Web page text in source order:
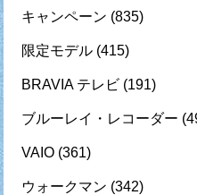
キャンペーン (835)
限定モデル (415)
BRAVIA テレビ (191)
ブルーレイ・レコーダー
VAIO (361)
ウォークマン (342)